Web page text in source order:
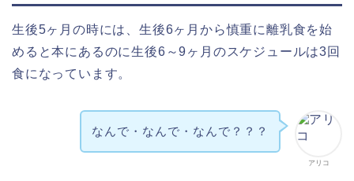
生後5ヶ月の時には、生後6ヶ月から慎重に離乳食を始
めると本にあるのに生後6～9ヶ月のスケジュールは3回
食になっています。
アリコ
なんで・なんで・なんで？？？